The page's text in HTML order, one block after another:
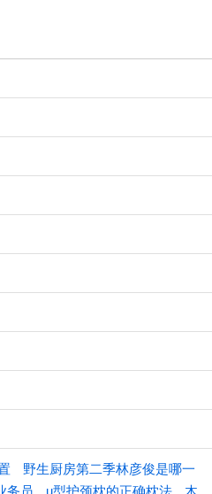
野生厨房第二季林彦俊是哪一
务员 u型护颈枕的正确枕法 木